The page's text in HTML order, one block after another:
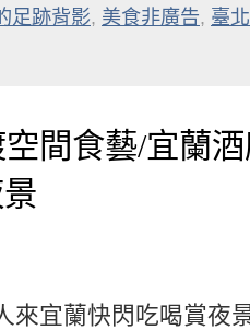
足跡背影, 美食非廣告, 臺
空間食藝/宜蘭
來宜蘭快閃吃喝賞夜